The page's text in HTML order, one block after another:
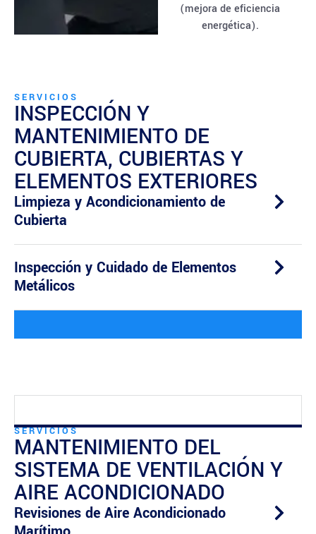
(mejora de eficiencia
energética).
SERVICIOS
INSPECCIÓN Y
MANTENIMIENTO DE
CUBIERTA, CUBIERTAS Y
ELEMENTOS EXTERIORES
Limpieza y Acondicionamiento de
Cubierta
Inspección y Cuidado de Elementos
Metálicos
SERVICIOS
MANTENIMIENTO DEL
SISTEMA DE VENTILACIÓN Y
AIRE ACONDICIONADO
Revisiones de Aire Acondicionado